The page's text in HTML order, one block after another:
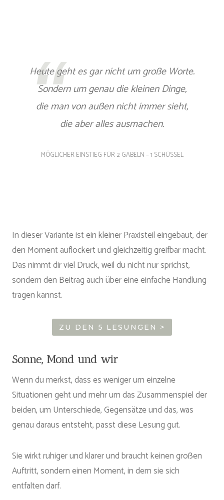
Heute geht es gar nicht um große Worte.
Sondern um genau die kleinen Dinge,
die man von außen nicht immer sieht,
die aber alles ausmachen.
MÖGLICHER EINSTIEG FÜR 2 GABELN – 1 SCHÜSSEL
In dieser Variante ist ein kleiner Praxisteil eingebaut, der
den Moment auflockert und gleichzeitig greifbar macht.
Das nimmt dir viel Druck, weil du nicht nur sprichst,
sondern den Beitrag auch über eine einfache Handlung
tragen kannst.
ZU DEN 5 LESUNGEN >
Sonne, Mond und wir
Wenn du merkst, dass es weniger um einzelne
Situationen geht und mehr um das Zusammenspiel der
beiden, um Unterschiede, Gegensätze und das, was
genau daraus entsteht, passt diese Lesung gut.
Sie wirkt ruhiger und klarer und braucht keinen großen
Auftritt, sondern einen Moment, in dem sie sich
entfalten darf.